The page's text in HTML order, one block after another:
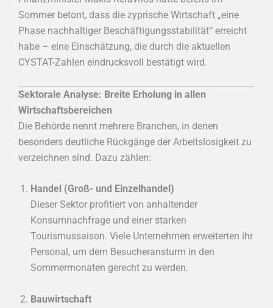
Sommer betont, dass die zyprische Wirtschaft „eine
Phase nachhaltiger Beschäftigungsstabilität“ erreicht
habe – eine Einschätzung, die durch die aktuellen
CYSTAT-Zahlen eindrucksvoll bestätigt wird.
Sektorale Analyse: Breite Erholung in allen
Wirtschaftsbereichen
Die Behörde nennt mehrere Branchen, in denen
besonders deutliche Rückgänge der Arbeitslosigkeit zu
verzeichnen sind. Dazu zählen:
Handel (Groß- und Einzelhandel)
Dieser Sektor profitiert von anhaltender
Konsumnachfrage und einer starken
Tourismussaison. Viele Unternehmen erweiterten ihr
Personal, um dem Besucheransturm in den
Sommermonaten gerecht zu werden.
Bauwirtschaft